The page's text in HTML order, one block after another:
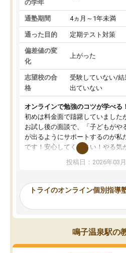
の学年
通塾期間 4ヵ月～1年未満
通った目的 定期テスト対策
偏差値の変
化
上がった
志望校の合
格
受験していない/結
出ていない
オンラインで勉強のコツが学べる！
初めは料金面で躊躇していました
お試し後の面談で、「子どもがや
が出るようにサポートするのが私
です！安心してください！やる気
ないのは私たち講師の責任です」
ってくださり、確かに！と考えて
ったんですが、学生の先生から学
み、徐々に成績が上がったらいい
思っていました。何が今足りない
を的確に指導いただき、子どもも
くりするほど楽しんでやる気を持
塾を受けています。狙い通り、少
投稿日：2026年03
トライのオンライン個別指導
鳴子温泉駅の